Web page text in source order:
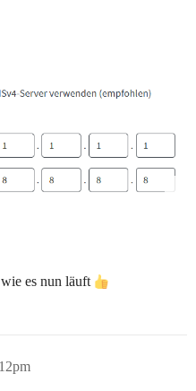
es nun läuft